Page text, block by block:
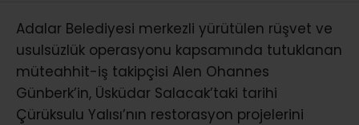
Adalar Belediyesi merkezli yürütülen rüşvet ve
usulsüzlük operasyonu kapsamında tutuklanan
müteahhit-iş takipçisi Alen Ohannes
Günberk’in, Üsküdar Salacak’taki tarihi
Çürüksulu Yalısı’nın restorasyon projelerini